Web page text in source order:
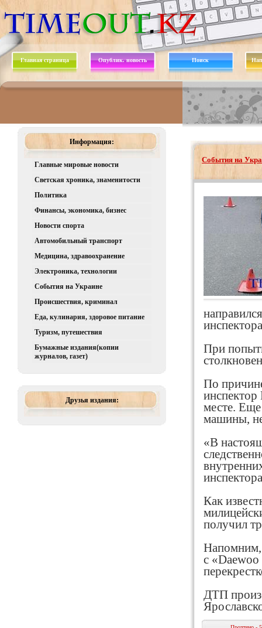
Главная страница Опублик. новость Поиск
Информация:
Главные мировые новости
Светская хроника, знаменитости
Политика
Финансы, экономика, бизнес
Новости спорта
Автомобильный транспорт
Медицина, здравоохранение
Электроника, технологии
События на Украине
Происшествия, криминал
Еда, кулинария, здоровое питание
Туризм, путешествия
Бумажные издания(копии
журналов, газет)
Друзья издания:
События на
При
По
инспектор
месте.
машины,
«В
Как
получил
Напомним,
с «Daewoo
ДТП